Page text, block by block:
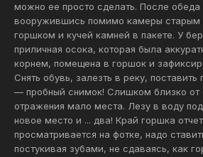
можно ее просто сделать. После обеда
вооружившись помимо камеры старым
горшком и кучей камней в пакете. У
приличная осока, которая была
корнем, помещена в горшок и
Снять обувь, залезть в реку,
— пробный снимок! Слишком близко от
отражения мало места. Лезу в воду
новое место и ... два! Край горшка
просматривается на фотке, надо
постукивая зубами, не сдаваясь, как